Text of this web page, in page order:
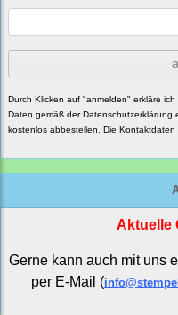
Durch Klicken auf "anmelden" erkläre
Daten gemäß der Datenschutzerklärung
kostenlos abbestellen. Die
Aktuelle
Gerne kann auch mit uns
per E-Mail (